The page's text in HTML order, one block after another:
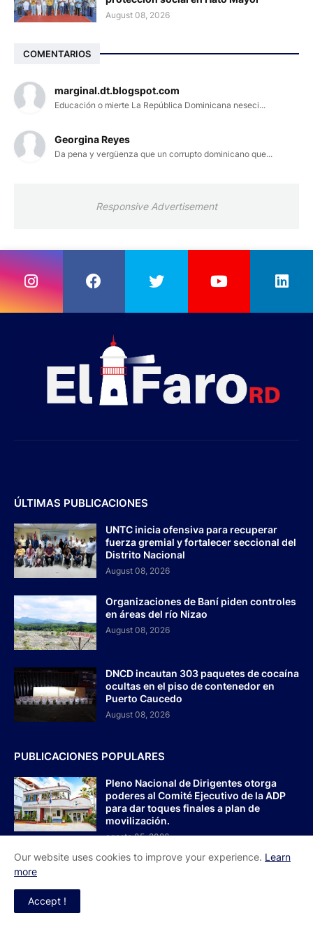
August 08, 2026
COMENTARIOS
marginal.dt.blogspot.com
Educación o mierte La República Dominicana neseci...
Georgina Reyes
Da pena y vergüenza que un corrupto dominicano que...
Responsive Advertisement
ÚLTIMAS PUBLICACIONES
UNTC inicia ofensiva para recuperar
fuerza gremial y fortalecer seccional del
Distrito Nacional
August 08, 2026
Organizaciones de Baní piden controles
en áreas del río Nizao
August 08, 2026
DNCD incautan 303 paquetes de cocaína
ocultas en el piso de contenedor en
Puerto Caucedo
August 08, 2026
PUBLICACIONES POPULARES
Pleno Nacional de Dirigentes otorga
poderes al Comité Ejecutivo de la ADP
para dar toques finales a plan de
movilización.
agosto 05, 2026
Policía intensifica investigación por
Our website uses cookies to improve your experience. Learn
more
Accept !